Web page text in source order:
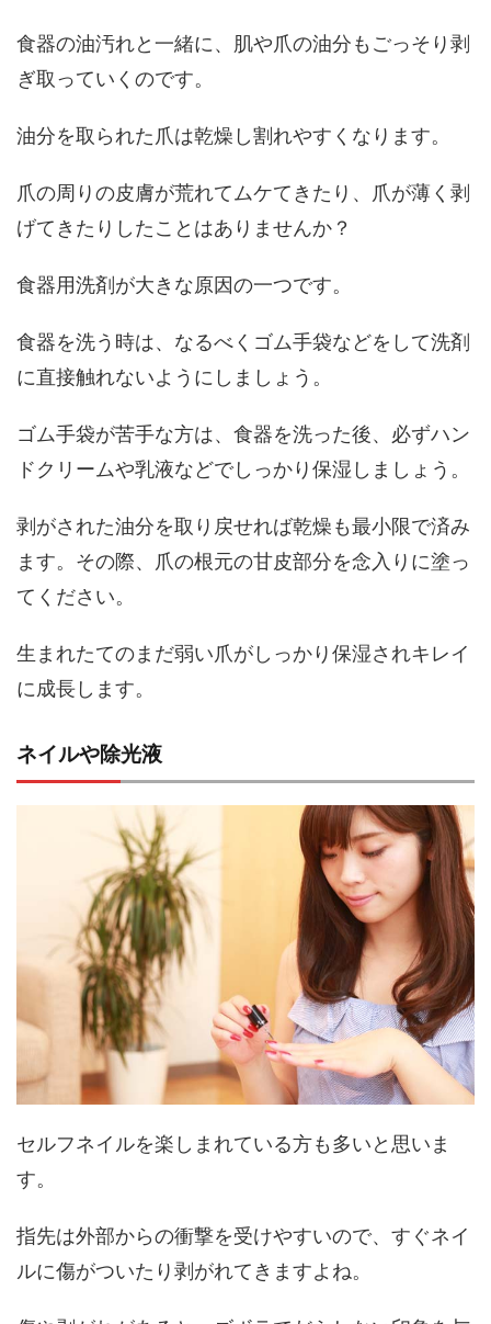
食器の油汚れと一緒に、肌や爪の油分もごっそり剥
ぎ取っていくのです。
油分を取られた爪は乾燥し割れやすくなります。
爪の周りの皮膚が荒れてムケてきたり、爪が薄く剥
げてきたりしたことはありませんか？
食器用洗剤が大きな原因の一つです。
食器を洗う時は、なるべくゴム手袋などをして洗剤
に直接触れないようにしましょう。
ゴム手袋が苦手な方は、食器を洗った後、必ずハン
ドクリームや乳液などでしっかり保湿しましょう。
剥がされた油分を取り戻せれば乾燥も最小限で済み
ます。その際、爪の根元の甘皮部分を念入りに塗っ
てください。
生まれたてのまだ弱い爪がしっかり保湿されキレイ
に成長します。
ネイルや除光液
セルフネイルを楽しまれている方も多いと思いま
す。
指先は外部からの衝撃を受けやすいので、すぐネイ
ルに傷がついたり剥がれてきますよね。